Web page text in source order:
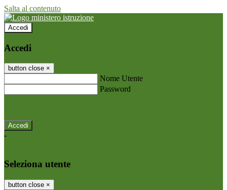
Salta al contenuto
Accedi
Accedi
button close ×
Nome Utente
Password
-
Seleziona utente
button close ×